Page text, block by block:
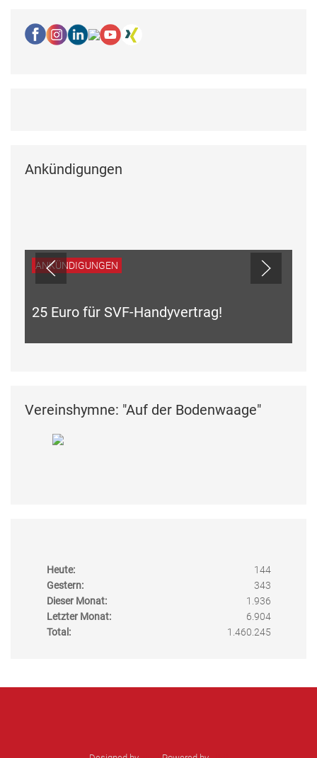
Ankündigungen
ANKÜNDIGUNGEN
25 Euro für SVF-Handyvertrag!
Vereinshymne: "Auf der Bodenwaage"
Heute:
144
Gestern:
343
Dieser Monat:
1.936
Letzter Monat:
6.904
Total:
1.460.245